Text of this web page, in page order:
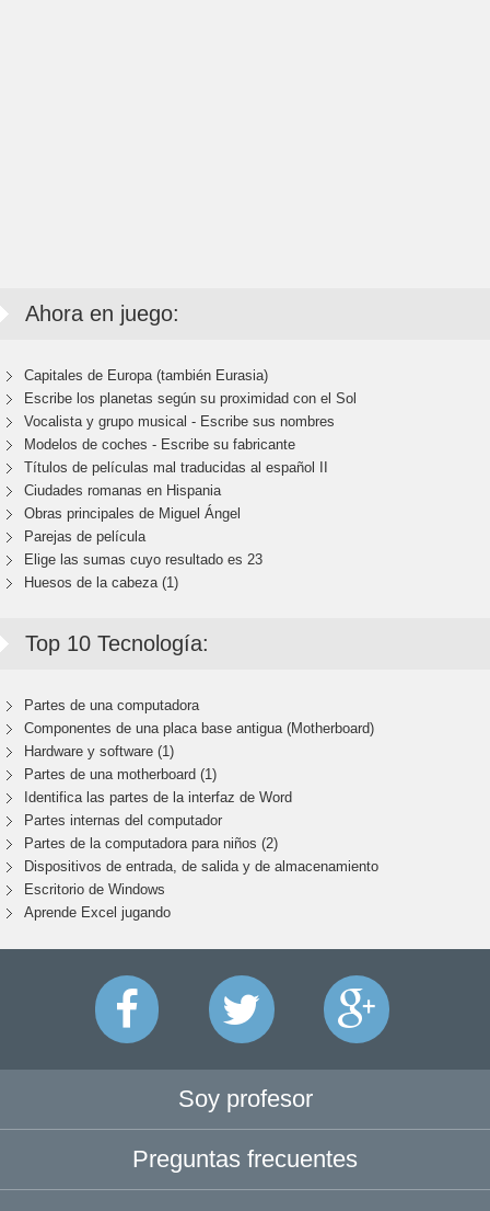
Ahora en juego:
Capitales de Europa (también Eurasia)
Escribe los planetas según su proximidad con el Sol
Vocalista y grupo musical - Escribe sus nombres
Modelos de coches - Escribe su fabricante
Títulos de películas mal traducidas al español II
Ciudades romanas en Hispania
Obras principales de Miguel Ángel
Parejas de película
Elige las sumas cuyo resultado es 23
Huesos de la cabeza (1)
Top 10 Tecnología:
Partes de una computadora
Componentes de una placa base antigua (Motherboard)
Hardware y software (1)
Partes de una motherboard (1)
Identifica las partes de la interfaz de Word
Partes internas del computador
Partes de la computadora para niños (2)
Dispositivos de entrada, de salida y de almacenamiento
Escritorio de Windows
Aprende Excel jugando
Soy profesor
Preguntas frecuentes